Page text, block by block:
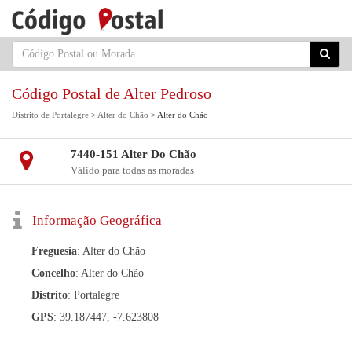
Código Postal de Alter Pedroso
Distrito de Portalegre > Alter do Chão > Alter do Chão
7440-151 Alter Do Chão
Válido para todas as moradas
Informação Geográfica
Freguesia: Alter do Chão
Concelho: Alter do Chão
Distrito: Portalegre
GPS: 39.187447, -7.623808